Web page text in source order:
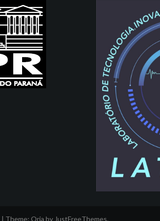
| Theme: Oria by JustFreeThemes.